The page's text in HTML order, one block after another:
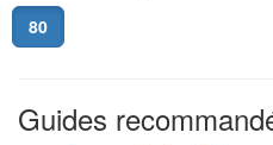
80
Guides